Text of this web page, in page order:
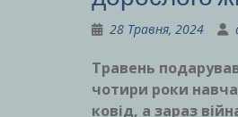
28 Травня, 2024
Травень
чотири роки
ковід, а зараз